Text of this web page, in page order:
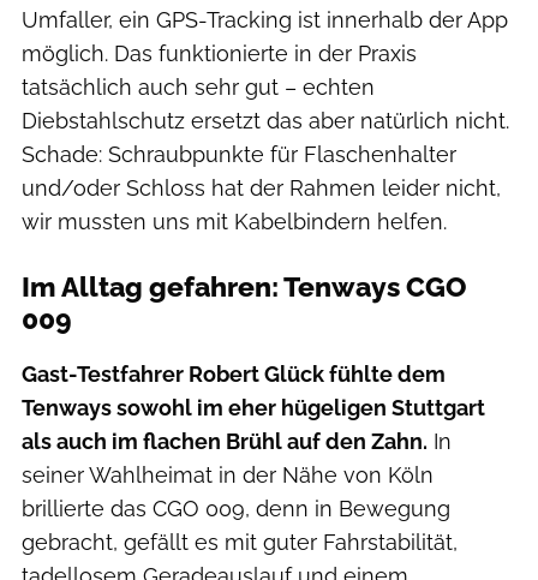
Umfaller, ein GPS-Tracking ist innerhalb der App
möglich. Das funktionierte in der Praxis
tatsächlich auch sehr gut – echten
Diebstahlschutz ersetzt das aber natürlich nicht.
Schade: Schraubpunkte für Flaschenhalter
und/oder Schloss hat der Rahmen leider nicht,
wir mussten uns mit Kabelbindern helfen.
Im Alltag gefahren: Tenways CGO
009
Gast-Testfahrer Robert Glück fühlte dem
Tenways sowohl im eher hügeligen Stuttgart
als auch im flachen Brühl auf den Zahn. In
seiner Wahlheimat in der Nähe von Köln
brillierte das CGO 009, denn in Bewegung
gebracht, gefällt es mit guter Fahrstabilität,